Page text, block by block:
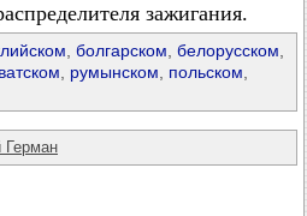
зажигания.
болгарском белорусском
румынском польском
Герман